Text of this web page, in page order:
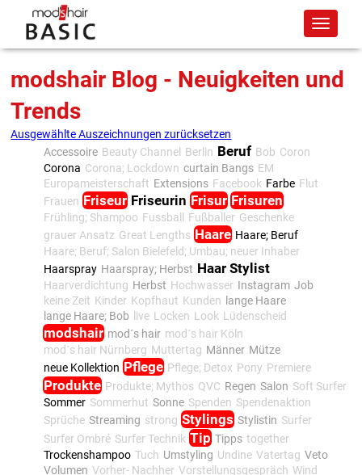
modshair Blog - Neuigkeiten und
Trends
Ausgewählte Auszeichnungen zurücksetzen
Accessoire Beauty Channel Berlin Beruf Bob Coron
Corona Corona; Lockdown curtain Bangs EM
Europameisterschaft Extensions Facebook Farbe Flut
Frauen Friseur Friseurin Frisur Frisuren
Frühling; Shampoo Fussball Fußballer Geschenke
grauer Ansatz Great Lengths Haare Haare; Beruf
Haare; Beruf; Salon Bielefeld; Umbau; neuer Inhaber
Haarspray Haarspray; Herbst Haar Stylist
Haarverdichtung Herbst Hochwasser Instagram Job
keine Zeit Kinder Kopfhaut Kunden
lange Haare
lange Haare; Bob
live Locken Look Lüdenscheid
modshair mod´s hair mod´s hair Köln
mod´s hair Nürnberg Muttertag Männer Mütze
neue Kollektion Pflege Pflege; Detox Pony Premiere
Produkte Produkte; Mythos QVC Regen Salon Soft Surfer
Sommer Sommerhut Sonne Spenden Spendenaktion
Sprüche Streaming strong Stylings Stylistin Surfer
Surfer Ombré Surfer Technik Tip Tipps together
Trockenshampoo Tuch Umstyling Undine Vatertag Veto
Volumen Vorher- Nachher Vorstellungsgespräch Wind